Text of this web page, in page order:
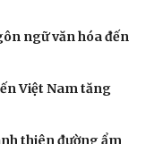
quả pháo hoa tại